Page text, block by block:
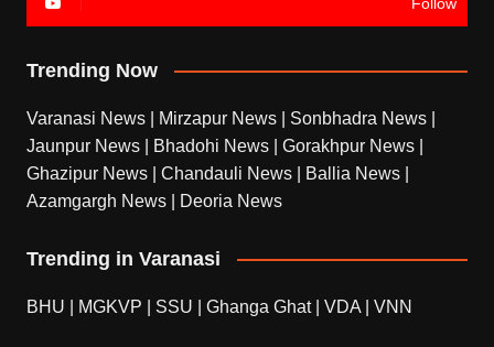
Trending Now
Varanasi News Mirzapur News Sonbhadra News
Jaunpur News
Bhadohi News Gorakhpur News
Ghazipur News
Chandauli News Ballia News
Azamgargh News
Deoria News
Trending in Varanasi
BHU MGKVP SSU Ghanga Ghat| VDA VNN